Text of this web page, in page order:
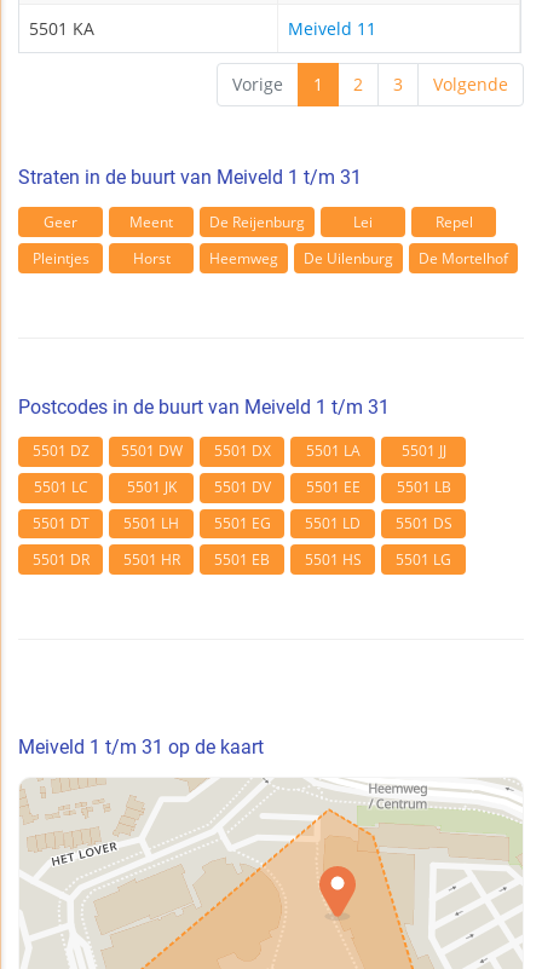
5501 KA Meiveld 11
Vorige 1 2 3 Volgende
Straten in de buurt van Meiveld 1 t/m 31
Geer Meent De Reijenburg Lei
Repel
Pleintjes
Horst Heemweg De Uilenburg De Mortelhof
Postcodes in de buurt van Meiveld 1 t/m 31
5501 DZ 5501 DW 5501 DX 5501 LA
5501 JJ
5501 LC
5501 JK 5501 DV 5501 EE
5501 LB
5501 DT
5501 LH 5501 EG 5501 LD
5501 DS
5501 DR
5501 HR 5501 EB 5501 HS 5501 LG
Meiveld 1 t/m 31 op de kaart